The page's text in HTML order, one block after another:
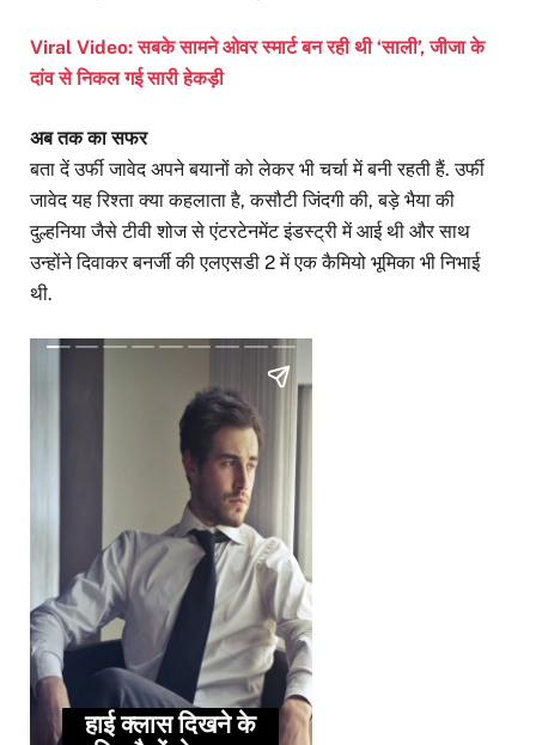
Viral Video: सबके सामने ओवर स्मार्ट बन रही थी ‘साली’, जीजा के
दांव से निकल गई सारी हेकड़ी
अब तक का सफर
बता दें उर्फी जावेद अपने बयानों को लेकर भी चर्चा में बनी रहती हैं. उर्फी
जावेद यह रिश्ता क्या कहलाता है, कसौटी जिंदगी की, बड़े भैया की
दुल्हनिया जैसे टीवी शोज से एंटरटेनमेंट इंडस्ट्री में आई थी और साथ
उन्होंने दिवाकर बनर्जी की एलएसडी 2 में एक कैमियो भूमिका भी निभाई
थी.